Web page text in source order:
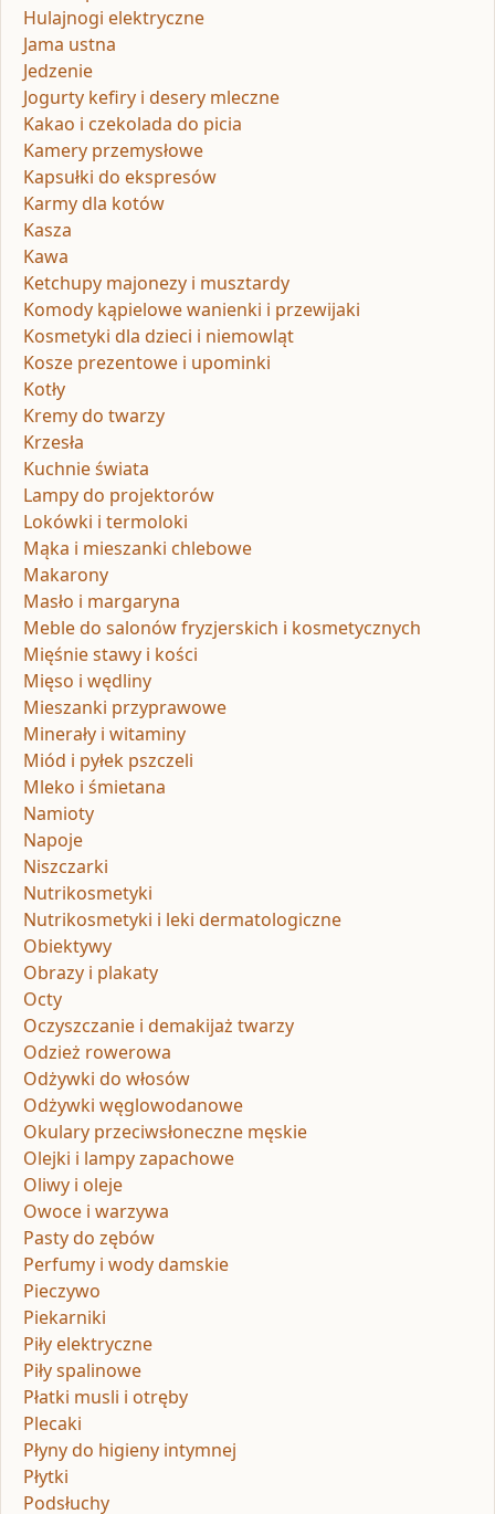
Hulajnogi elektryczne
Jama ustna
Jedzenie
Jogurty kefiry i desery mleczne
Kakao i czekolada do picia
Kamery przemysłowe
Kapsułki do ekspresów
Karmy dla kotów
Kasza
Kawa
Ketchupy majonezy i musztardy
Komody kąpielowe wanienki i przewijaki
Kosmetyki dla dzieci i niemowląt
Kosze prezentowe i upominki
Kotły
Kremy do twarzy
Krzesła
Kuchnie świata
Lampy do projektorów
Lokówki i termoloki
Mąka i mieszanki chlebowe
Makarony
Masło i margaryna
Meble do salonów fryzjerskich i kosmetycznych
Mięśnie stawy i kości
Mięso i wędliny
Mieszanki przyprawowe
Minerały i witaminy
Miód i pyłek pszczeli
Mleko i śmietana
Namioty
Napoje
Niszczarki
Nutrikosmetyki
Nutrikosmetyki i leki dermatologiczne
Obiektywy
Obrazy i plakaty
Octy
Oczyszczanie i demakijaż twarzy
Odzież rowerowa
Odżywki do włosów
Odżywki węglowodanowe
Okulary przeciwsłoneczne męskie
Olejki i lampy zapachowe
Oliwy i oleje
Owoce i warzywa
Pasty do zębów
Perfumy i wody damskie
Pieczywo
Piekarniki
Piły elektryczne
Piły spalinowe
Płatki musli i otręby
Plecaki
Płyny do higieny intymnej
Płytki
Podsłuchy